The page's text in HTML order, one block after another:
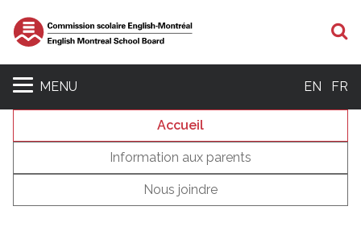
MENU EN FR
Accueil
Information aux parents
Nous joindre